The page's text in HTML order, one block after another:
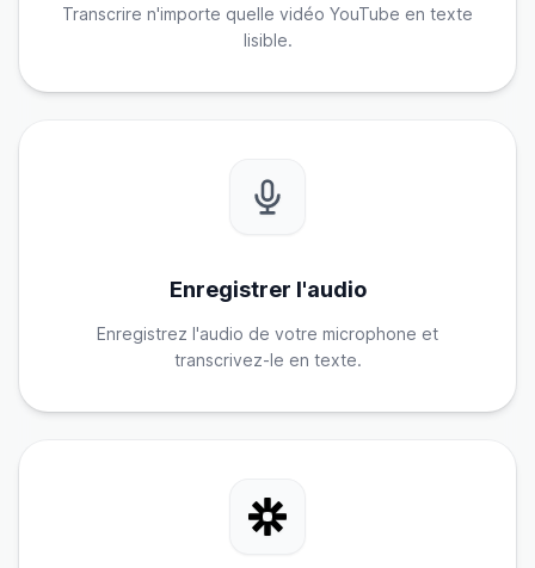
Transcrire n'importe quelle vidéo YouTube en texte
lisible.
Enregistrer l'audio
Enregistrez l'audio de votre microphone et
transcrivez-le en texte.